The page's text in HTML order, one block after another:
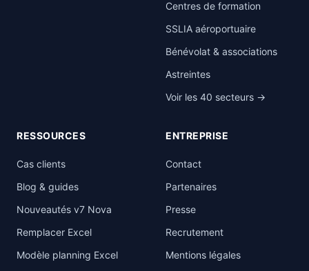
Centres de formation
SSLIA aéroportuaire
Bénévolat & associations
Astreintes
Voir les 40 secteurs →
RESSOURCES
Cas clients
Blog & guides
Nouveautés v7 Nova
Remplacer Excel
Modèle planning Excel
ENTREPRISE
Contact
Partenaires
Presse
Recrutement
Mentions légales